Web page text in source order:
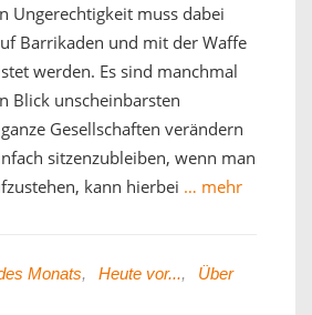
Ungerechtigkeit muss dabei
Barrikaden und mit der Waffe
werden. Es sind manchmal
Blick unscheinbarsten
Gesellschaften verändern
sitzenzubleiben, wenn man
kann hierbei … mehr
Monats, Heute vor...,
Über